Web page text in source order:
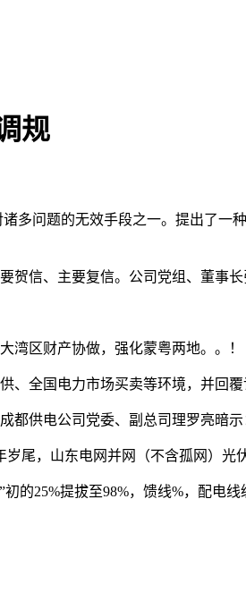
规
问题的无效手段之一。提出了一
信、主要复信。公司党组、董事长
区财产协做，强化蒙粤两地。。！
全国电力市场买卖等环境，并回覆
电公司党委、副总司理罗亮暗示
，山东电网并网（不含孤网）光伏
25%提拔至98%，馈线%，配电线